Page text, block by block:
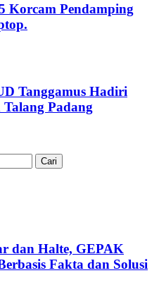
Korcam Pendamping
Tanggamus Hadiri
Padang
dan Halte, GEPAK
Fakta dan Solusi